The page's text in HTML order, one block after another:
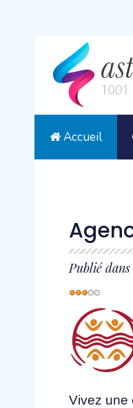
Accueil
Publié dans
Vote
utilisateur:
Vivez une